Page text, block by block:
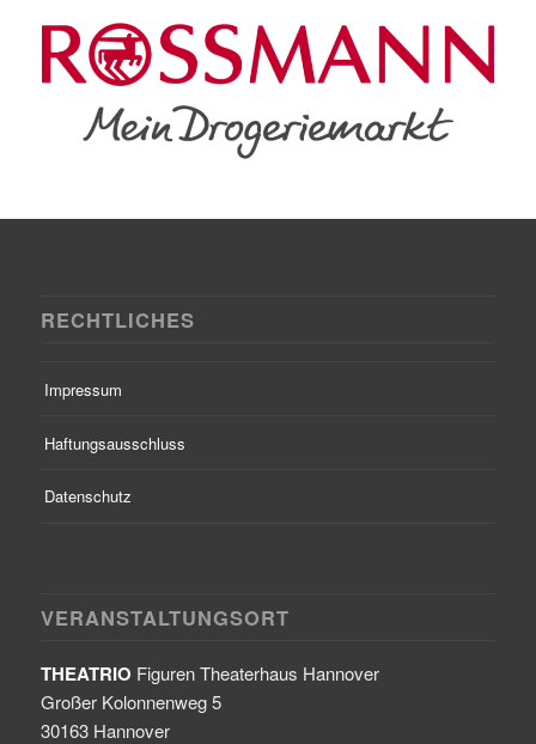
RECHTLICHES
Impressum
Haftungsausschluss
Datenschutz
VERANSTALTUNGSORT
THEATRIO Figuren Theaterhaus Hannover
Großer Kolonnenweg 5
30163 Hannover